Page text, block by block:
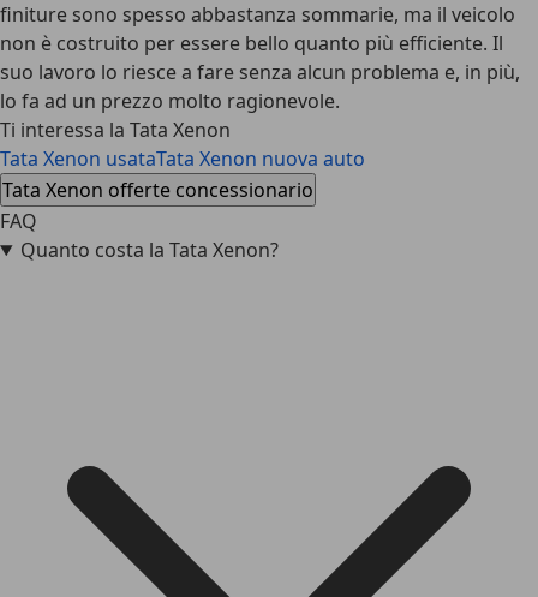
finiture sono spesso abbastanza sommarie, ma il veicolo
non è costruito per essere bello quanto più efficiente. Il
suo lavoro lo riesce a fare senza alcun problema e, in più,
lo fa ad un prezzo molto ragionevole.
Ti interessa la Tata Xenon
Tata Xenon usataTata Xenon nuova auto
Tata Xenon offerte concessionario
FAQ
Quanto costa la Tata Xenon?